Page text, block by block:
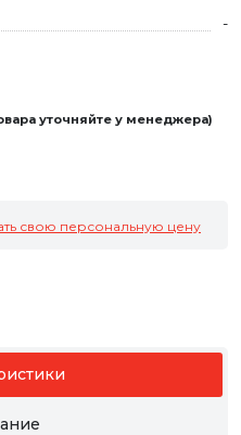
-
уточняйте у менеджера)
свою персональную цену